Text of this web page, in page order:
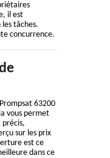
il est
tâches.
concurrence.
63200
vous permet
précis,
sur les prix
est ce
dans ce